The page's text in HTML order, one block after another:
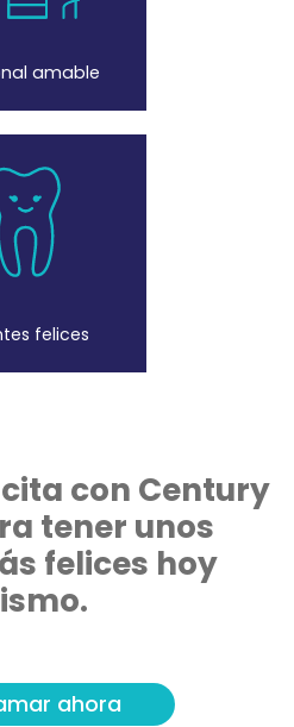
amable
felices
con Century
tener unos
felices hoy
ahora